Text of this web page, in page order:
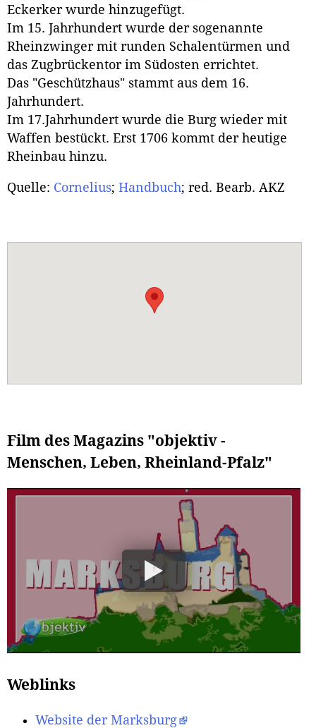
Eckerker wurde hinzugefügt.
Im 15. Jahrhundert wurde der sogenannte
Rheinzwinger mit runden Schalentürmen und
das Zugbrückentor im Südosten errichtet.
Das "Geschützhaus" stammt aus dem 16.
Jahrhundert.
Im 17.Jahrhundert wurde die Burg wieder mit
Waffen bestückt. Erst 1706 kommt der heutige
Rheinbau hinzu.
Quelle: Cornelius; Handbuch; red. Bearb. AKZ
Film des Magazins "objektiv -
Menschen, Leben, Rheinland-Pfalz"
Weblinks
Website der Marksburg